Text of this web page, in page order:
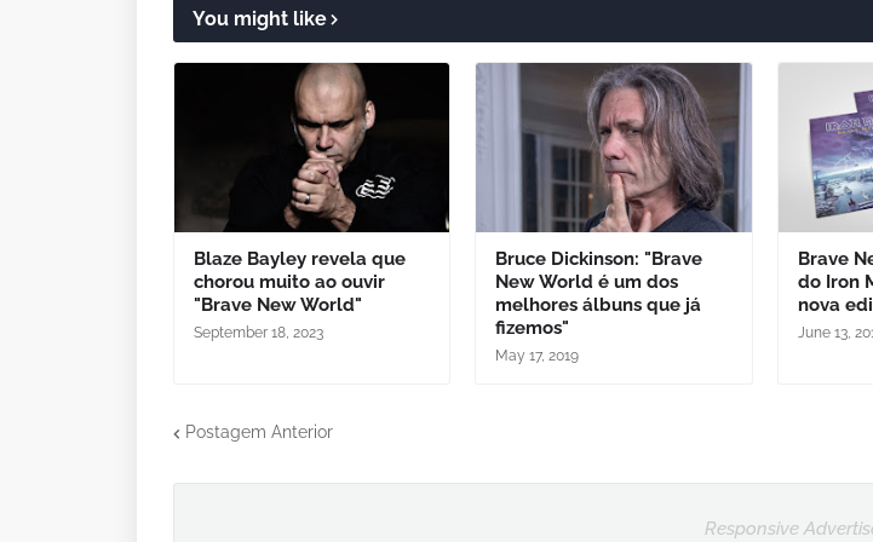
You might like
Blaze Bayley revela que
chorou muito ao ouvir
"Brave New World"
September 18, 2023
Bruce Dickinson: "Brave
New World é um dos
melhores álbuns que já
fizemos"
May 17, 2019
Brave
do Iron
nova
June 13,
Postagem Anterior
Responsive